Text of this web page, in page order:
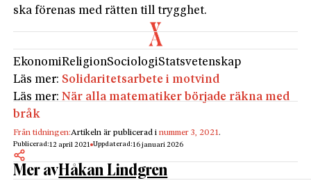
ska förenas med rätten till trygghet.
EkonomiReligionSociologiStatsvetenskap
Läs mer: Solidaritetsarbete i motvind
Läs mer:När alla matematiker började räkna med
bråk
Från tidningen:Artikeln är publicerad inummer 3, 2021.
Publicerad:12 april 2021 Uppdaterad:16 januari 2026
Mer avHåkan Lindgren